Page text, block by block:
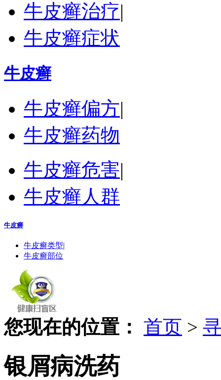
牛皮癣治疗|
牛皮癣症状
牛皮癣
牛皮癣偏方|
牛皮癣药物
牛皮癣危害|
牛皮癣人群
牛皮癣
牛皮癣类型|
牛皮癣部位
您现在的位置： 首页 >
银屑病洗药